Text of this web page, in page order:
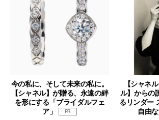
今の私に、そして未来の私に。
【シャネル】が贈る、永遠の絆
を形にする「ブライダルフェ
ア」
PR
【シャネ
ル】からの
るリンダー
自由